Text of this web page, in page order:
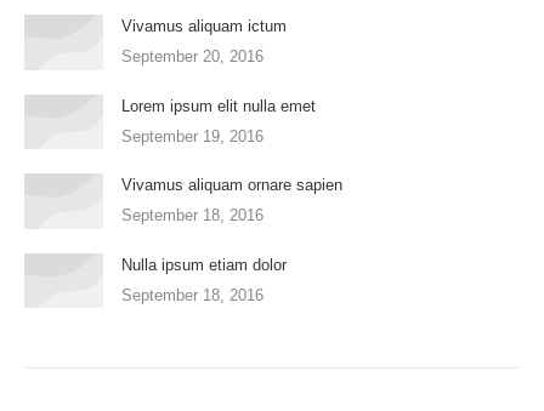
Vivamus aliquam ictum
September 20, 2016
Lorem ipsum elit nulla emet
September 19, 2016
Vivamus aliquam ornare sapien
September 18, 2016
Nulla ipsum etiam dolor
September 18, 2016